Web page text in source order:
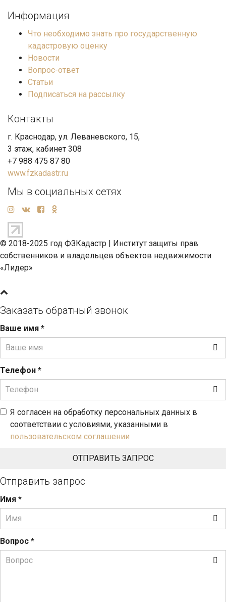
Информация
Что необходимо знать про государственную
кадастровую оценку
Новости
Вопрос-ответ
Статьи
Подписаться на рассылку
Контакты
г. Краснодар, ул. Леваневского, 15,
3 этаж, кабинет 308
+7 988 475 87 80
www.fzkadastr.ru
Мы в социальных сетях
© 2018-2025 год ФЗКадастр | Институт защиты прав
собственников и владельцев объектов недвижимости
«Лидер»
Заказать обратный звонок
Ваше имя *
Телефон *
Я согласен на обработку персональных данных в
соответствии с условиями, указанными в
пользовательском соглашении
Отправить запрос
Имя *
Вопрос *